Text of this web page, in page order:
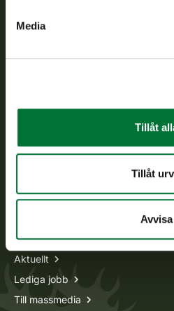
Media
Tillåt
Tillåt
Avvisa
asiakaspalvelu@riista.fi
Ofta ställda frågor
Jaktkort
Information om oss
Aktuellt
Lediga jobb
Till massmedia